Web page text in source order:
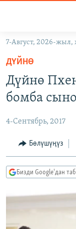
Навигацияга
өтүңүз
Издөөгө
салыңыз
ЖАҢЫЛЫКТАР
КЫРГЫЗСТАН
ЭКОНОМИКА
МАДАНИЯТ
ДҮЙНӨ
БОРБОР АЗИЯ
АТАЙЫН
ТВ
ЭКСПЕРТТЕР
БИЗ ЖАНА ДҮЙНӨ
ӨЗГӨЧӨ ПИКИР
7-Август, 2026-
ДҮЙНӨ
Дүйнө
бомба
4-Сентябрь, 2017
Бөлүшүңүз
Бизди Google'дан